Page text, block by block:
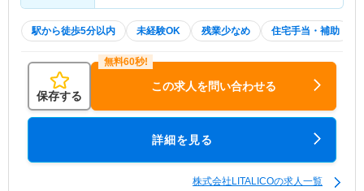
駅から徒歩5分以内 未経験OK 残業少なめ 住宅手当・補助
保存する
この求人を問い合わせる
詳細を見る
株式会社LITALICOの求人一覧